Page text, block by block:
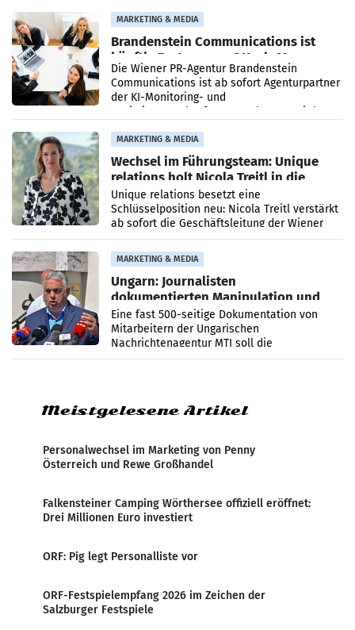
MARKETING & MEDIA
Brandenstein Communications ist
künftig Partner von OtterlyAI
Die Wiener PR-Agentur Brandenstein
Communications ist ab sofort Agenturpartner
der KI-Monitoring- und
Optimierungsplattform OtterlyAI. Damit baut
MARKETING & MEDIA
Wechsel im Führungsteam: Unique
relations holt Nicola Treitl in die
Geschäftsleitung
Unique relations besetzt eine
Schlüsselposition neu: Nicola Treitl verstärkt
ab sofort die Geschäftsleitung der Wiener
PR-Agentur an der Seite von Josef Kalina und
Anna Kalina-Mahr.
MARKETING & MEDIA
Ungarn: Journalisten
dokumentierten Manipulation und
Zensur
Eine fast 500-seitige Dokumentation von
Mitarbeitern der Ungarischen
Nachrichtenagentur MTI soll die
systematische Nachrichten-Manipulation und
Meistgelesene Artikel
Personalwechsel im Marketing von Penny
Österreich und Rewe Großhandel
Falkensteiner Camping Wörthersee offiziell eröffnet:
Drei Millionen Euro investiert
ORF: Pig legt Personalliste vor
ORF-Festspielempfang 2026 im Zeichen der
Salzburger Festspiele